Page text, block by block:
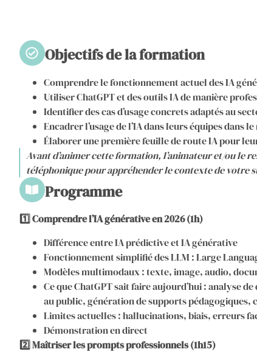
Objectifs de la formation
Comprendre le fonctionnement actuel des IA
Utiliser ChatGPT et des outils IA de manière
Identifier des cas d’usage concrets adaptés au
Encadrer l’usage de l’IA dans leurs équipes dans
Élaborer une première feuille de route IA pour
Avant d’animer cette formation, l’animateur et/ou le
téléphonique pour appréhender le contexte de votre
Programme
1️⃣ Comprendre l’IA générative en 2026 (1h)
Différence entre IA prédictive et IA générative
Fonctionnement simplifié des LLM : Large
Modèles multimodaux : texte, image, audio,
Ce que ChatGPT sait faire aujourd’hui : analyse
au public, génération de supports pédagogiques,
Limites actuelles : hallucinations, biais, erreurs
Démonstration en direct
2️⃣ Maîtriser les prompts professionnels (1h15)